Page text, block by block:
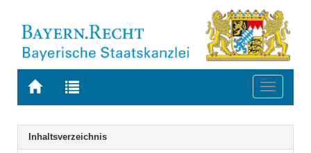
Zur
BAYERN.RECHT
Zur
letzten
Suche
Toggle
Navigation
Inhaltsverzeichnis